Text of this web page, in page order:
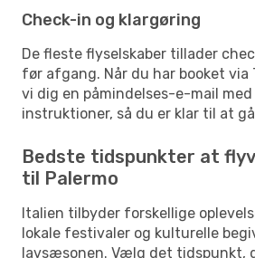
Check-in og klargøring
De fleste flyselskaber tillader
før afgang. Når du har booket via
vi dig en påmindelses-e-mail
instruktioner, så du er klar til at
Bedste tidspunkter at
til Palermo
Italien tilbyder forskellige
lokale festivaler og kulturelle
lavsæsonen. Vælg det tidspunkt,